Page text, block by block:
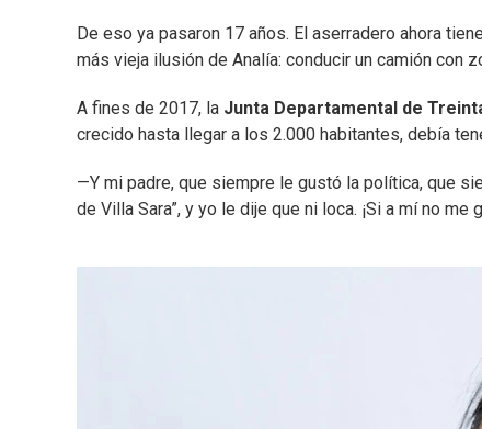
De eso ya pasaron 17 años. El aserradero ahora
más vieja ilusión de Analía: conducir un camión con
A fines de 2017, la Junta Departamental de
crecido hasta llegar a los 2.000 habitantes, debía
—Y mi padre, que siempre le gustó la política, que
de Villa Sara”, y yo le dije que ni loca. ¡Si a mí no me